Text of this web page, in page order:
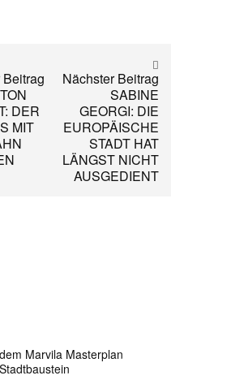
DER
MIT
Nächster Beitrag
SABINE
GEORGI: DIE
EUROPÄISCHE
STADT HAT
LÄNGST NICHT
AUSGEDIENT
Marvila Masterplan